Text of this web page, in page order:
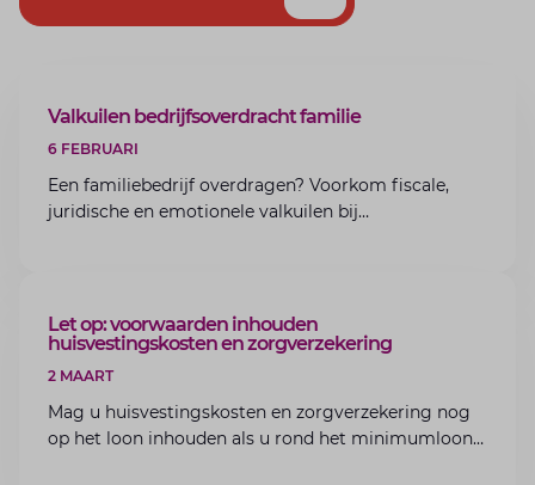
ARTIKEL
Valkuilen bedrijfsoverdracht familie
6 FEBRUARI
Een familiebedrijf overdragen? Voorkom fiscale,
juridische en emotionele valkuilen bij
ARTIKEL
Let op: voorwaarden inhouden
huisvestingskosten en zorgverzekering
2 MAART
Mag u huisvestingskosten en zorgverzekering nog
op het loon inhouden als u rond het minimumloon